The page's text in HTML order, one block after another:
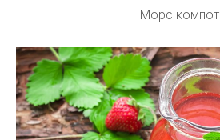
Морс компот